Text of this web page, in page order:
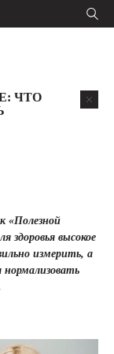
ЧТО
«Полезной
здоровья высокое
измерить, а